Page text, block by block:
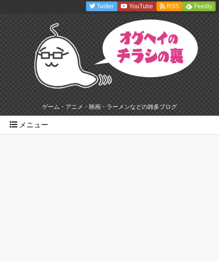
ゲーム・アニメ・映画・ラーメンなどの雑多ブログ
メニュー
Twitter YouTube RSS Feedly